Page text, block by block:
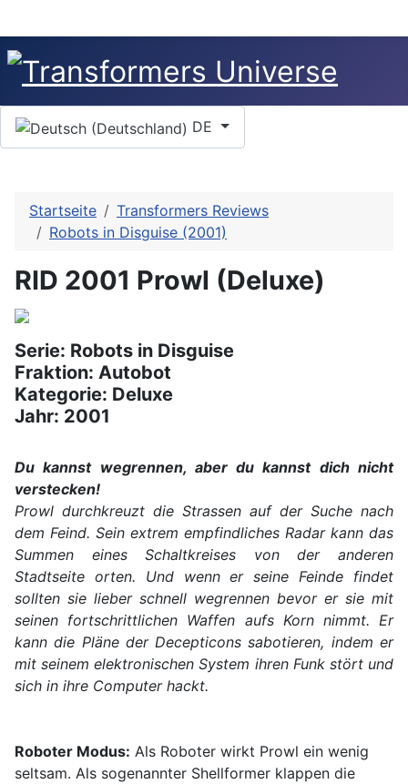
Sprache auswählen
DE
Startseite
Transformers Reviews
Robots in Disguise (2001)
RID 2001 Prowl (Deluxe)
Serie: Robots in Disguise
Fraktion: Autobot
Kategorie: Deluxe
Jahr: 2001
Du kannst wegrennen, aber du kannst dich nicht
verstecken!
Prowl durchkreuzt die Strassen auf der Suche nach
dem Feind. Sein extrem empfindliches Radar kann das
Summen eines Schaltkreises von der anderen
Stadtseite orten. Und wenn er seine Feinde findet
sollten sie lieber schnell wegrennen bevor er sie mit
seinen fortschrittlichen Waffen aufs Korn nimmt. Er
kann die Pläne der Decepticons sabotieren, indem er
mit seinem elektronischen System ihren Funk stört und
sich in ihre Computer hackt.
Roboter Modus: Als Roboter wirkt Prowl ein wenig
seltsam. Als sogenannter Shellformer klappen die